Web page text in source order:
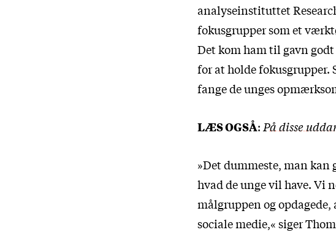
analyseinstituttet
fokusgrupper som et
Det kom ham til gavn godt
for at holde
fange de unges
LÆS OGSÅ: På disse
»Det dummeste, man kan
hvad de unge vil have. Vi
målgruppen og
sociale medie,« siger